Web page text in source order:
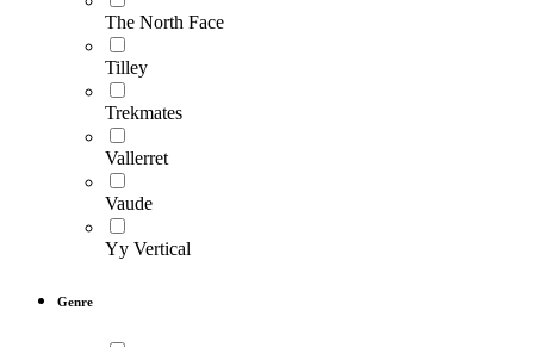
The North Face
Tilley
Trekmates
Vallerret
Vaude
Yy Vertical
Genre